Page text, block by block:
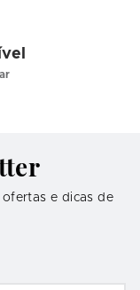
ofertas e dicas de